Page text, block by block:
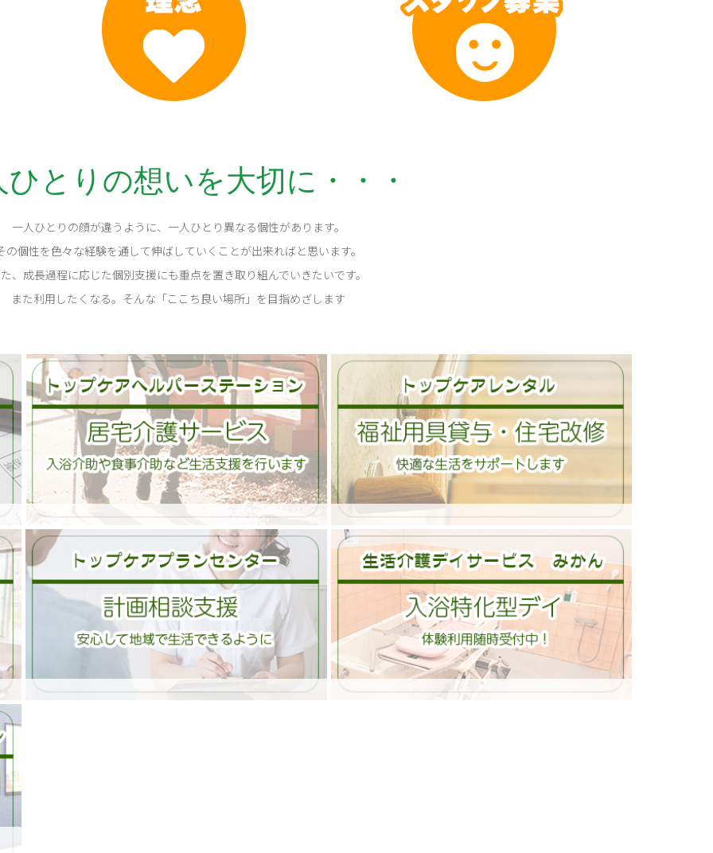
更新いたしました。
ひとりの想いを大切に・・・
一人ひとりの顔が違うように、一人ひとり異なる個性があります。
の個性を色々な経験を通して伸ばしていくことが出来ればと思います。
、成長過程に応じた個別支援にも重点を置き取り組んでいきたいです。
また利用したくなる。そんな「ここち良い場所」を目指めざします